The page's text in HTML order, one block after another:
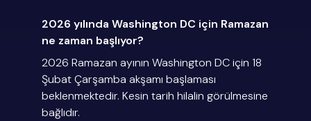
2026 yılında Washington DC için Ramazan
ne zaman başlıyor?
2026 Ramazan ayının Washington DC için 18
Şubat Çarşamba akşamı başlaması
beklenmektedir. Kesin tarih hilalin görülmesine
bağlıdır.